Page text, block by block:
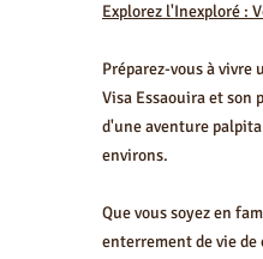
Explorez l'Inexploré :
Préparez-vous à vivre
Visa Essaouira et son
d'une aventure
environs.
Que vous soyez en
enterrement de vie